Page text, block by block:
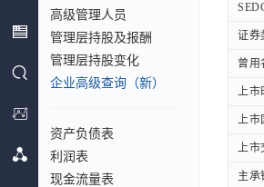
高级管理人员
管理层持股及报酬
管理层持股变化
企业高级查询（新）
资产负债表
利润表
现金流量表
证券
曾用
上市
上市
上市
主承